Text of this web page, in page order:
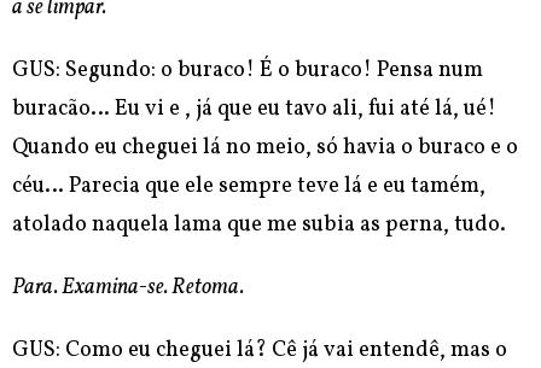
a se limpar.
GUS: Segundo: o buraco! É o buraco! Pensa num
buracão… Eu vi e , já que eu tavo ali, fui até lá, ué!
Quando eu cheguei lá no meio, só havia o buraco e o
céu… Parecia que ele sempre teve lá e eu tamém,
atolado naquela lama que me subia as perna, tudo.
Para. Examina-se. Retoma.
GUS: Como eu cheguei lá? Cê já vai entendê, mas o